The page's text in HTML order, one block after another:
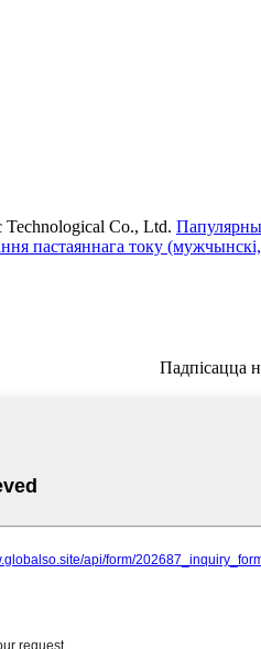
Co., Ltd.
пастаяннага току
Падпісацца